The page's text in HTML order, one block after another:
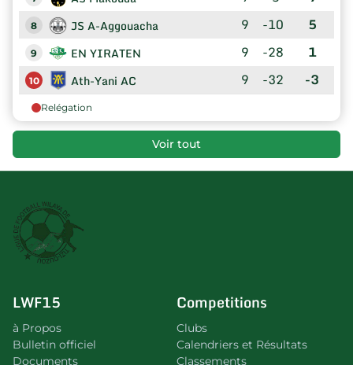
8 JS A-Aggouacha 9 -10 5
9 EN YIRATEN 9 -28 1
10 Ath-Yani AC 9 -32 -3
Relégation
Voir tout
LWF15
à Propos
Bulletin officiel
Documents
Competitions
Clubs
Calendriers et Résultats
Classements